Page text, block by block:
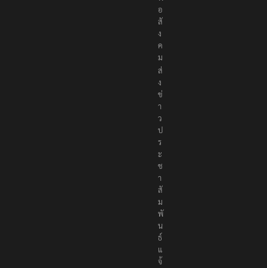
อ
สั
ง
ค
ม
ส่
ง
ข่
า
ว
ป
ร
ะ
ช
า
สั
ม
พั
น
ธ์
แ
จ้